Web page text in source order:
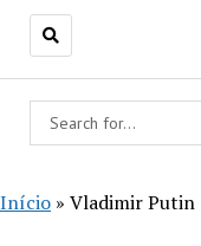
Início » Vladimir Putin